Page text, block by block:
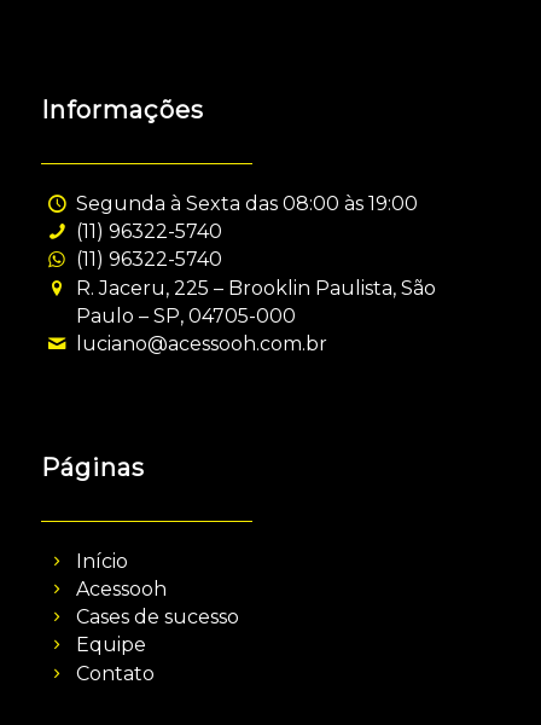
Informações
Segunda à Sexta das 08:00 às 19:00
(11) 96322-5740
(11) 96322-5740
R. Jaceru, 225 – Brooklin Paulista, São
Paulo – SP, 04705-000
luciano@acessooh.com.br
Páginas
Início
Acessooh
Cases de sucesso
Equipe
Contato